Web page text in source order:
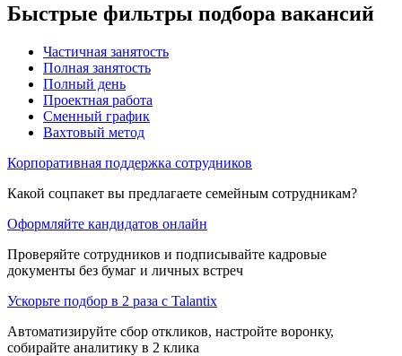
Быстрые фильтры подбора вакансий
Частичная занятость
Полная занятость
Полный день
Проектная работа
Сменный график
Вахтовый метод
Корпоративная поддержка сотрудников
Какой соцпакет вы предлагаете семейным сотрудникам?
Оформляйте кандидатов онлайн
Проверяйте сотрудников и подписывайте кадровые
документы без бумаг и личных встреч
Ускорьте подбор в 2 раза с Talantix
Автоматизируйте сбор откликов, настройте воронку,
собирайте аналитику в 2 клика